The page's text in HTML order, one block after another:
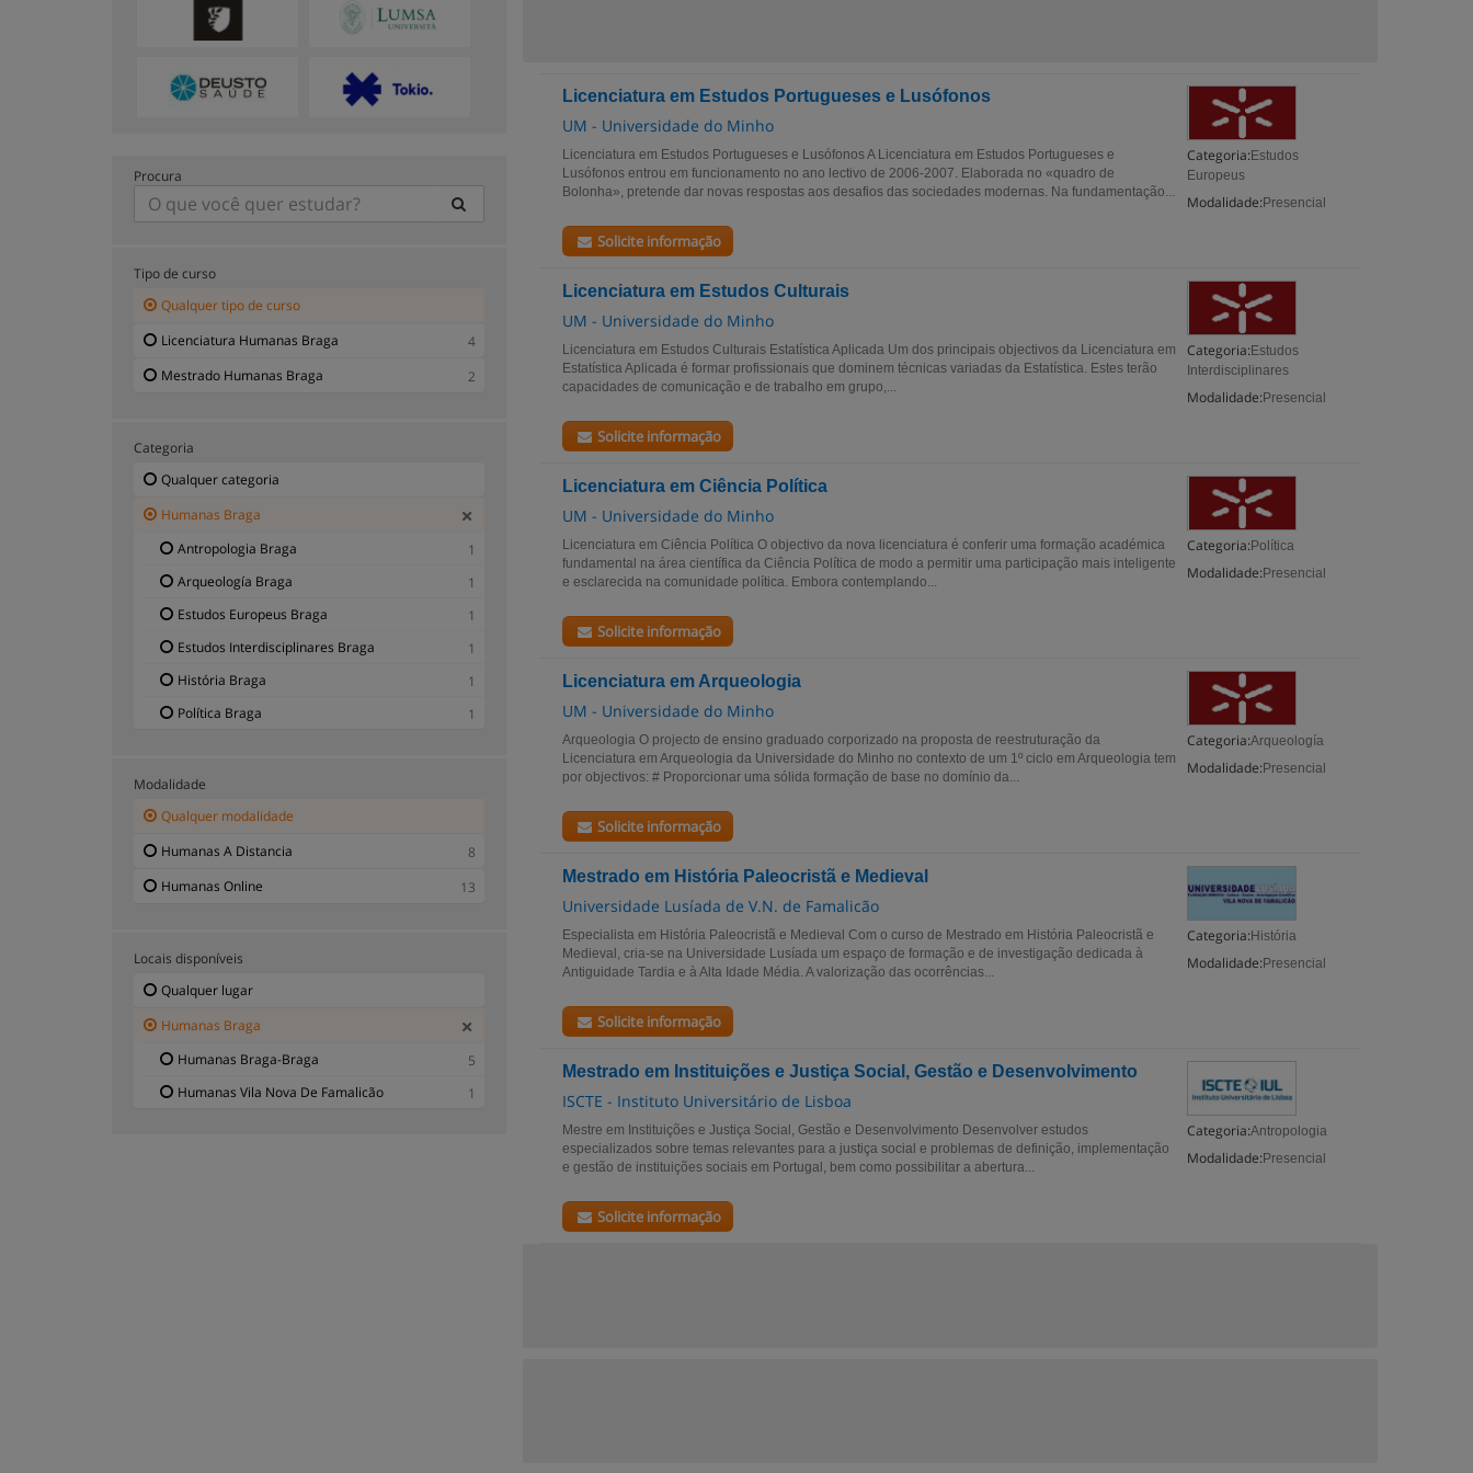
Licenciatura em Estudos Portugueses e Lusófonos
UM - Universidade do Minho
Categoria: Estudos
Europeus
Modalidade: Presencial
Licenciatura em Estudos Portugueses e Lusófonos A Licenciatura em Estudos Portugueses e
Lusófonos entrou em funcionamento no ano lectivo de 2006-2007. Elaborada no «quadro de
Bolonha», pretende dar novas respostas aos desafios das sociedades modernas. Na fundamentação...
Solicite informação
Licenciatura em Estudos Culturais
UM - Universidade do Minho
Categoria: Estudos
Interdisciplinares
Modalidade: Presencial
Licenciatura em Estudos Culturais Estatística Aplicada Um dos principais objectivos da Licenciatura em
Estatística Aplicada é formar profissionais que dominem técnicas variadas da Estatística. Estes terão
capacidades de comunicação e de trabalho em grupo,...
Solicite informação
Licenciatura em Ciência Política
UM - Universidade do Minho
Categoria: Política
Modalidade: Presencial
Licenciatura em Ciência Política O objectivo da nova licenciatura é conferir uma formação académica
fundamental na área científica da Ciência Política de modo a permitir uma participação mais inteligente
e esclarecida na comunidade política. Embora contemplando...
Solicite informação
Licenciatura em Arqueologia
UM - Universidade do Minho
Categoria:Arqueología
Modalidade: Presencial
Arqueologia O projecto de ensino graduado corporizado na proposta de reestruturação da
Licenciatura em Arqueologia da Universidade do Minho no contexto de um 1º ciclo em Arqueologia tem
por objectivos: # Proporcionar uma sólida formação de base no domínio da...
Solicite informação
Mestrado em História Paleocristã e Medieval
Universidade Lusíada de V.N. de Famalicão
Categoria: História
Modalidade: Presencial
Especialista em História Paleocristã e Medieval Com o curso de Mestrado em História Paleocristã e
Medieval, cria-se na Universidade Lusíada um espaço de formação e de investigação dedicada à
Antiguidade Tardia e à Alta Idade Média. A valorização das ocorrências...
Solicite informação
Mestrado em Instituições e Justiça Social, Gestão e Desenvolvimento
ISCTE - Instituto Universitário de Lisboa
Categoria:Antropologia
Modalidade: Presencial
Mestre em Instituições e Justiça Social, Gestão e Desenvolvimento Desenvolver estudos
especializados sobre temas relevantes para a justiça social e problemas de definição, implementação
e gestão de instituições sociais em Portugal, bem como possibilitar a abertura...
Solicite informação
Procura
Tipo de curso
Qualquer tipo de curso
Licenciatura Humanas Braga
4
Mestrado Humanas Braga
2
Categoria
Qualquer categoria
Humanas Braga
Antropologia Braga
1
Arqueología Braga
1
Estudos Europeus Braga
1
Estudos Interdisciplinares Braga
1
História Braga
1
Política Braga
1
Modalidade
Qualquer modalidade
Humanas A Distancia
8
Humanas Online
13
Locais disponíveis
Qualquer lugar
Humanas Braga
Humanas Braga-Braga
5
Humanas Vila Nova De Famalicão
1